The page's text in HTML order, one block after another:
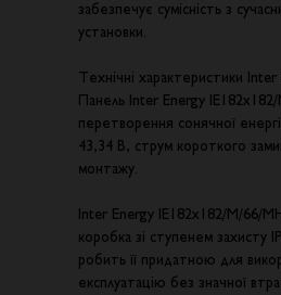
забезпечує сумісність з
установки.
Технічні характеристики
Панель Inter Energy
перетворення сонячної
43,34 В, струм короткого
монтажу.
Inter Energy IE182x182/M/66/
коробка зі ступенем захисту
робить її придатною для
експлуатацію без значної